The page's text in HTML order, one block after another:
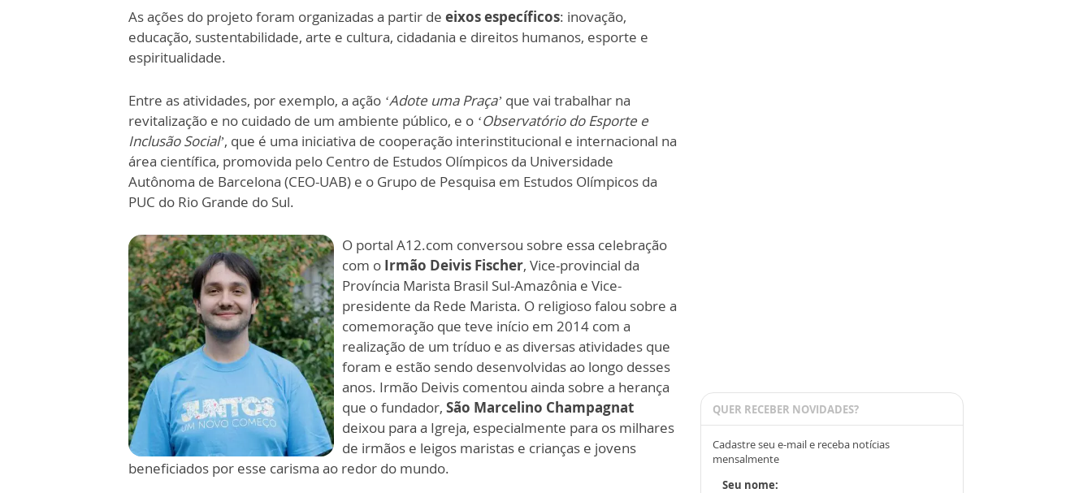
As ações do projeto foram organizadas a partir de eixos específicos: inovação,
educação, sustentabilidade, arte e cultura, cidadania e direitos humanos, esporte e
espiritualidade.
Entre as atividades, por exemplo, a ação ‘Adote uma Praça’ que vai trabalhar na
revitalização e no cuidado de um ambiente público, e o ‘Observatório do Esporte e
Inclusão Social’, que é uma iniciativa de cooperação interinstitucional e internacional na
área científica, promovida pelo Centro de Estudos Olímpicos da Universidade
Autônoma de Barcelona (CEO-UAB) e o Grupo de Pesquisa em Estudos Olímpicos da
PUC do Rio Grande do Sul.
O portal A12.com conversou sobre essa celebração
com o Irmão Deivis Fischer, Vice-provincial da
Província Marista Brasil Sul-Amazônia e Vice-
presidente da Rede Marista. O religioso falou sobre a
comemoração que teve início em 2014 com a
realização de um tríduo e as diversas atividades que
foram e estão sendo desenvolvidas ao longo desses
anos. Irmão Deivis comentou ainda sobre a herança
que o fundador, São Marcelino Champagnat
deixou para a Igreja, especialmente para os milhares
de irmãos e leigos maristas e crianças e jovens
beneficiados por esse carisma ao redor do mundo.
QUER RECEBER NOVIDADES?
Cadastre seu e-mail e receba notícias
mensalmente
Seu nome: